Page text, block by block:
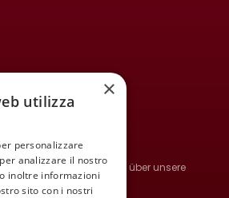
Sie auf dem Laufenden über unsere
×
utilizza
personalizzare
analizzare il nostro
inoltre informazioni
sito con i nostri